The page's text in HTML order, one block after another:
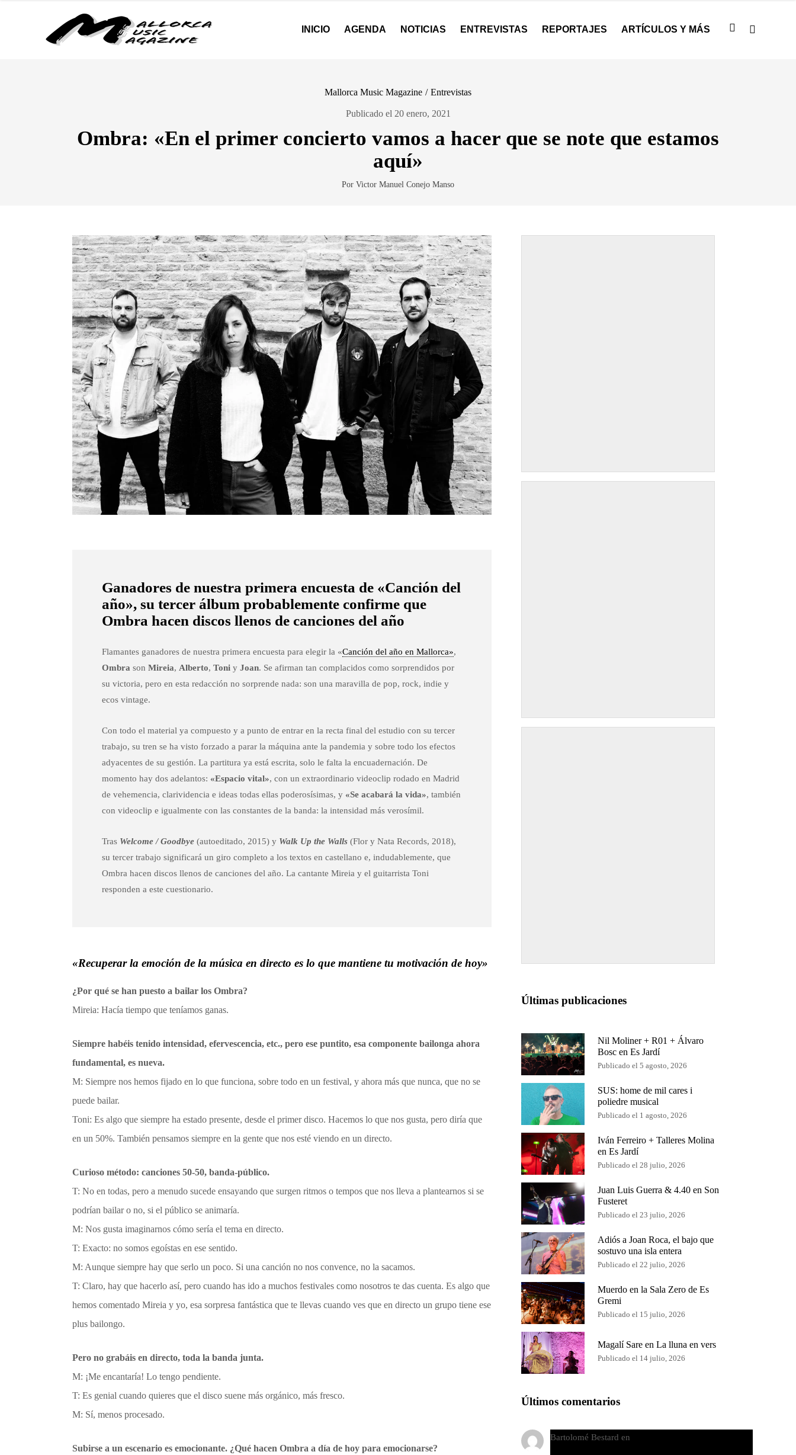
INICIO AGENDA NOTICIAS ENTREVISTAS REPORTAJES ARTÍCULOS Y MÁS
Mallorca Music Magazine / Entrevistas
Publicado el 20 enero, 2021
Ombra: «En el primer concierto vamos a hacer que se note que estamos
aquí»
Por Victor Manuel Conejo Manso
Ganadores de nuestra primera encuesta de «Canción del
año», su tercer álbum probablemente confirme que
Ombra hacen discos llenos de canciones del año
Flamantes ganadores de nuestra primera encuesta para elegir la «Canción del año en Mallorca»,
Ombra son Mireia, Alberto, Toni y Joan. Se afirman tan complacidos como sorprendidos por
su victoria, pero en esta redacción no sorprende nada: son una maravilla de pop, rock, indie y
ecos vintage.
Con todo el material ya compuesto y a punto de entrar en la recta final del estudio con su tercer
trabajo, su tren se ha visto forzado a parar la máquina ante la pandemia y sobre todo los efectos
adyacentes de su gestión. La partitura ya está escrita, solo le falta la encuadernación. De
momento hay dos adelantos: «Espacio vital», con un extraordinario videoclip rodado en Madrid
de vehemencia, clarividencia e ideas todas ellas poderosísimas, y «Se acabará la vida», también
con videoclip e igualmente con las constantes de la banda: la intensidad más verosímil.
Tras Welcome / Goodbye (autoeditado, 2015) y Walk Up the Walls (Flor y Nata Records, 2018),
su tercer trabajo significará un giro completo a los textos en castellano e, indudablemente, que
Ombra hacen discos llenos de canciones del año. La cantante Mireia y el guitarrista Toni
responden a este cuestionario.
«Recuperar la emoción de la música en directo es lo que mantiene tu motivación de hoy»
¿Por qué se han puesto a bailar los Ombra?
Mireia: Hacía tiempo que teníamos ganas.
Siempre habéis tenido intensidad, efervescencia, etc., pero ese puntito, esa componente bailonga ahora
fundamental, es nueva.
M: Siempre nos hemos fijado en lo que funciona, sobre todo en un festival, y ahora más que nunca, que no se
puede bailar.
Toni: Es algo que siempre ha estado presente, desde el primer disco. Hacemos lo que nos gusta, pero diría que
en un 50%. También pensamos siempre en la gente que nos esté viendo en un directo.
Curioso método: canciones 50-50, banda-público.
T: No en todas, pero a menudo sucede ensayando que surgen ritmos o tempos que nos lleva a plantearnos si se
podrían bailar o no, si el público se animaría.
M: Nos gusta imaginarnos cómo sería el tema en directo.
T: Exacto: no somos egoístas en ese sentido.
M: Aunque siempre hay que serlo un poco. Si una canción no nos convence, no la sacamos.
T: Claro, hay que hacerlo así, pero cuando has ido a muchos festivales como nosotros te das cuenta. Es algo que
hemos comentado Mireia y yo, esa sorpresa fantástica que te llevas cuando ves que en directo un grupo tiene ese
plus bailongo.
Pero no grabáis en directo, toda la banda junta.
M: ¡Me encantaría! Lo tengo pendiente.
T: Es genial cuando quieres que el disco suene más orgánico, más fresco.
M: Sí, menos procesado.
Subirse a un escenario es emocionante. ¿Qué hacen Ombra a día de hoy para emocionarse?
Últimas publicaciones
Nil Moliner + R01 + Álvaro
Bosc en Es Jardí
Publicado el 5 agosto, 2026
SUS: home de mil cares i
poliedre musical
Publicado el 1 agosto, 2026
Iván Ferreiro + Talleres Molina
en Es Jardí
Publicado el 28 julio, 2026
Juan Luis Guerra & 4.40 en Son
Fusteret
Publicado el 23 julio, 2026
Adiós a Joan Roca, el bajo que
sostuvo una isla entera
Publicado el 22 julio, 2026
Muerdo en la Sala Zero de Es
Gremi
Publicado el 15 julio, 2026
Magalí Sare en La lluna en vers
Publicado el 14 julio, 2026
Últimos comentarios
Bartolomé Bestard en